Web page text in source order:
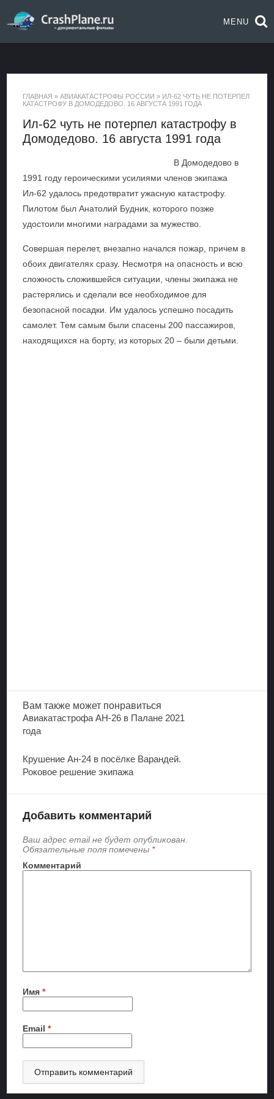
MENU
ГЛАВНАЯ »АВИАКАТАСТРОФЫ РОССИИ » ИЛ-62 ЧУТЬ НЕ ПОТЕРПЕЛ
КАТАСТРОФУ В ДОМОДЕДОВО. 16 АВГУСТА 1991 ГОДА
Ил-62 чуть не потерпел катастрофу в
Домодедово. 16 августа 1991 года
В Домодедово в
1991 году героическими усилиями членов экипажа
Ил-62 удалось предотвратит ужасную катастрофу.
Пилотом был Анатолий Будник, которого позже
удостоили многими наградами за мужество.
Совершая перелет, внезапно начался пожар, причем в
обоих двигателях сразу. Несмотря на опасность и всю
сложность сложившейся ситуации, члены экипажа не
растерялись и сделали все необходимое для
безопасной посадки. Им удалось успешно посадить
самолет. Тем самым были спасены 200 пассажиров,
находящихся на борту, из которых 20 – были детьми.
Вам также может понравиться
Авиакатастрофа АН-26 в Палане 2021
года
Крушение Ан-24 в посёлке Варандей.
Роковое решение экипажа
Добавить комментарий
Ваш адрес email не будет опубликован.
Обязательные поля помечены *
Комментарий
Имя*
Email*